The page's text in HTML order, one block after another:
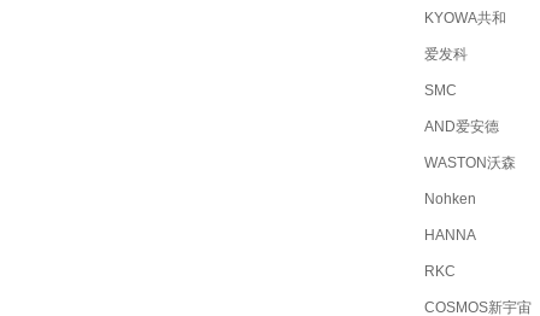
KYOWA共和
爱发科
SMC
AND爱安德
WASTON沃森
Nohken
HANNA
RKC
COSMOS新宇宙